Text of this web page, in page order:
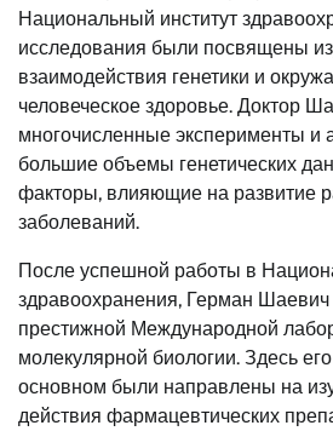
Национальный институт
исследования были посвящены
взаимодействия генетики и
человеческое здоровье. Доктор
многочисленные эксперименты и
большие объемы генетических
факторы, влияющие на развитие
заболеваний.
После успешной работы в
здравоохранения, Герман Шаевич
престижной Международной
молекулярной биологии. Здесь
основном были направлены на
действия фармацевтических